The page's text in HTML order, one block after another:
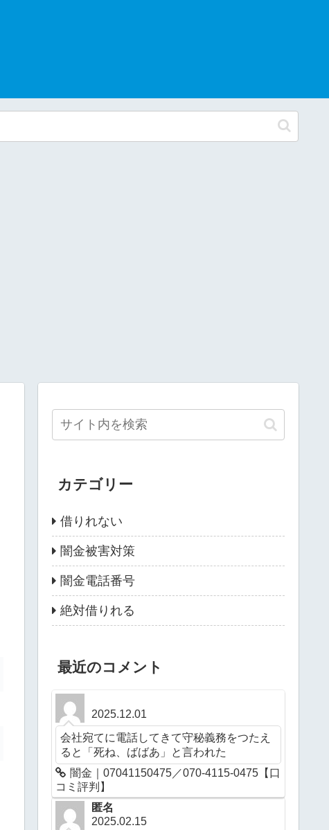
カテゴリー
借りれない
闇金被害対策
闇金電話番号
絶対借りれる
最近のコメント
2025.12.01
会社宛てに電話してきて守秘義務をつたえ
ると「死ね、ばばあ」と言われた
闇金｜07041150475／070-4115-0475【口
コミ評判】
匿名
2025.02.15